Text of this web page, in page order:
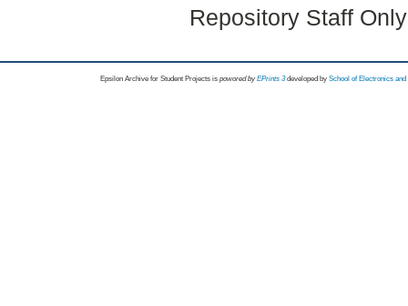
Repository Staff
Epsilon Archive for Student Projects is powored byEPrints 3 developed by School of Electronics